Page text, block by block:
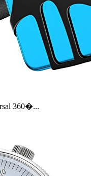
360�...